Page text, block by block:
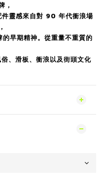
，
靈感來自對 90 年代衝浪場
早期精神。從重量不重質的
、滑板、衝浪以及街頭文化